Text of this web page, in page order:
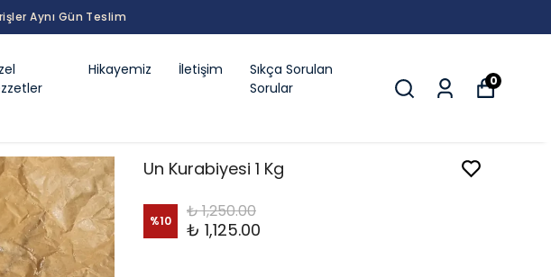
Aynı Gün Teslim
Hikayemiz İletişim
Sıkça Sorulan
Sorular
0
Un Kurabiyesi 1 Kg
%10 ₺ 1,250.00
₺ 1,125.00